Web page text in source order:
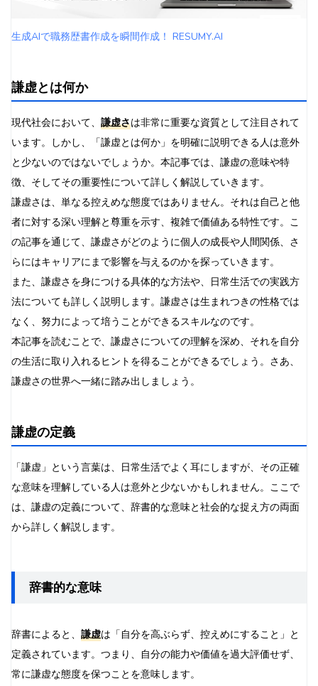
健全な自信と謙虚さのバランス
謙虚さを身につける方法
失敗を学びの機会と捉える
メンターを見つける
瞑想やマインドフルネスの実践
謙虚さを実践する場面
職場での対人関係
家族や友人との交流
SNSでの自己表現
成功時の対応
学習や自己啓発の場面
謙虚さの文化的違い
東洋と西洋の比較
ビジネス文化における謙虚さ
有名人の謙虚さの例
ビジネスリーダー
スポーツ選手
謙虚さを維持することの難しさ
成功による傲慢さの誘惑
社会的プレッシャーへの対処
まとめ
FAQ
謙虚すぎることのデメリットはありますか？
ですか？
子供に謙虚さを教えるにはどうすればいいですか？
生成AIで職務歴書作成を瞬間作成！ RESUMY.AI
謙虚とは何か
現代社会において、 謙虚さは非常に重要な資質として注目されて
います。しかし、「謙虚とは何か」を明確に説明できる人は意外
と少ないのではないでしょうか。本記事では、謙虚の意味や特
徴、そしてその重要性について詳しく解説していきます。
謙虚さは、単なる控えめな態度ではありません。それは自己と他
者に対する深い理解と尊重を示す、複雑で価値ある特性です。こ
の記事を通じて、謙虚さがどのように個人の成長や人間関係、さ
らにはキャリアにまで影響を与えるのかを探っていきます。
また、謙虚さを身につける具体的な方法や、日常生活での実践方
法についても詳しく説明します。謙虚さは生まれつきの性格では
なく、努力によって培うことができるスキルなのです。
本記事を読むことで、謙虚さについての理解を深め、それを自分
の生活に取り入れるヒントを得ることができるでしょう。さあ、
謙虚さの世界へ一緒に踏み出しましょう。
謙虚の定義
「謙虚」という言葉は、日常生活でよく耳にしますが、その正確
な意味を理解している人は意外と少ないかもしれません。ここで
は、謙虚の定義について、辞書的な意味と社会的な捉え方の両面
から詳しく解説します。
辞書的な意味
辞書によると、 謙虚は「自分を高ぶらず、控えめにすること」と
定義されています。つまり、自分の能力や価値を過大評価せず、
常に謙虚な態度を保つことを意味します。